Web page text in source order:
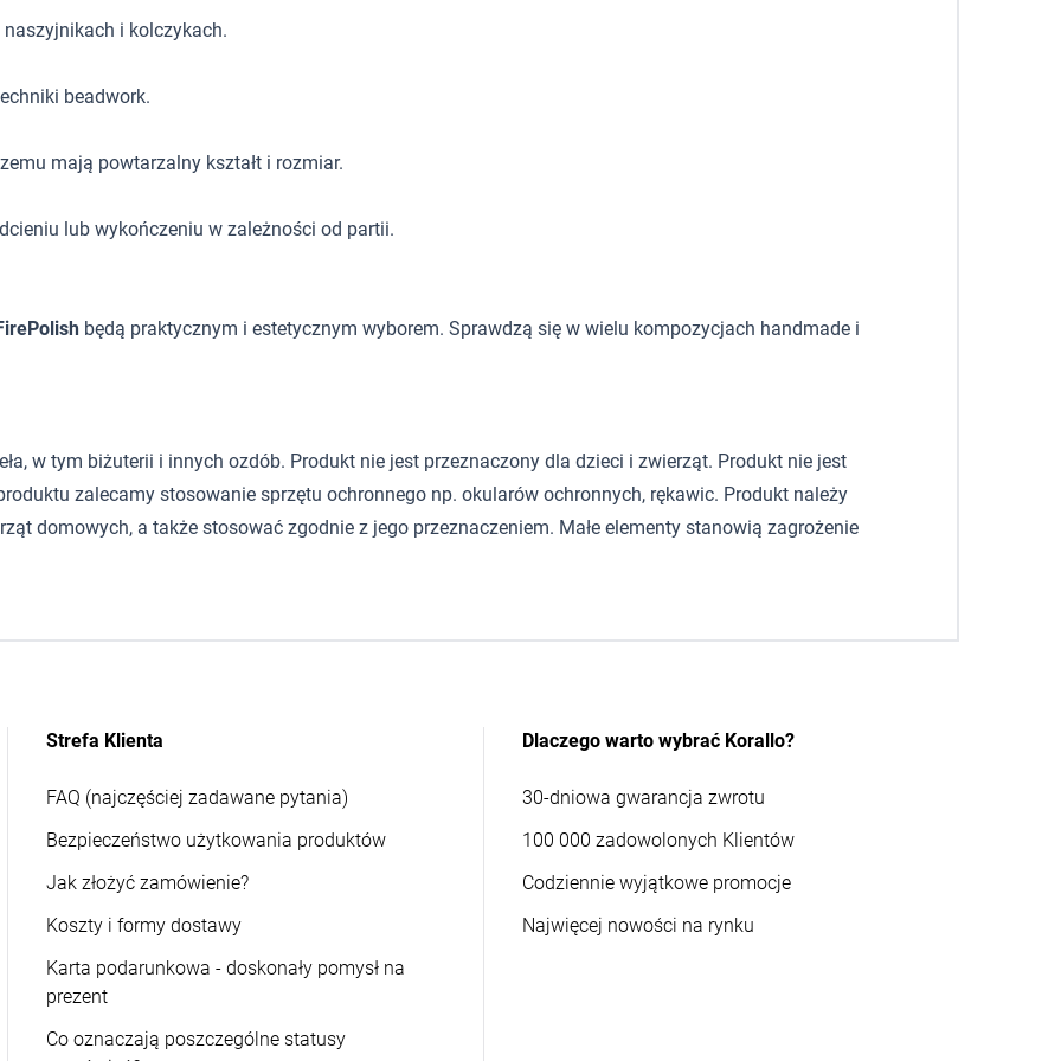
i kolczykach.
beadwork.
mają powtarzalny kształt i rozmiar.
lub wykończeniu w zależności od partii.
będą praktycznym i estetycznym wyborem. Sprawdzą się w wielu kompozycjach handmade i
w tym biżuterii i innych ozdób. Produkt nie jest przeznaczony dla dzieci i zwierząt. Produkt nie jest
zalecamy stosowanie sprzętu ochronnego np. okularów ochronnych, rękawic. Produkt należy
domowych, a także stosować zgodnie z jego przeznaczeniem. Małe elementy stanowią zagrożenie
Strefa Klienta
FAQ (najczęściej zadawane pytania)
Bezpieczeństwo użytkowania produktów
Jak złożyć zamówienie?
Koszty i formy dostawy
Karta podarunkowa - doskonały pomysł na
prezent
Co oznaczają poszczególne statusy
Dlaczego warto wybrać Korallo?
30-dniowa gwarancja zwrotu
100 000 zadowolonych Klientów
Codziennie wyjątkowe promocje
Najwięcej nowości na rynku